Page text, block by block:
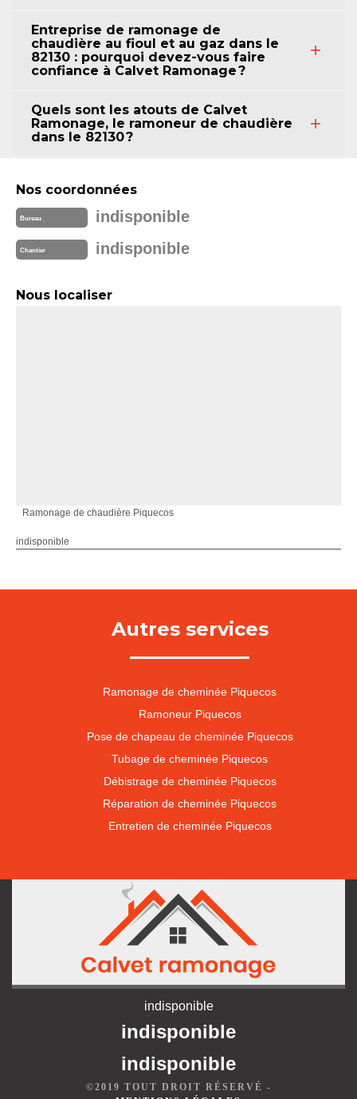
Entreprise de ramonage de
chaudière au fioul et au gaz dans le
82130 : pourquoi devez-vous faire
confiance à Calvet Ramonage ?
Quels sont les atouts de Calvet
Ramonage, le ramoneur de chaudière
dans le 82130 ?
Nos coordonnées
Bureau indisponible
Chantier indisponible
Nous localiser
Ramonage de chaudière Piquecos
indisponible
Autres services
Ramonage de cheminée Piquecos
Ramoneur Piquecos
Pose de chapeau de cheminée Piquecos
Tubage de cheminée Piquecos
Débistrage de cheminée Piquecos
Réparation de cheminée Piquecos
Entretien de cheminée Piquecos
indisponible
indisponible
indisponible
©2019 TOUT DROIT RÉSERVÉ -